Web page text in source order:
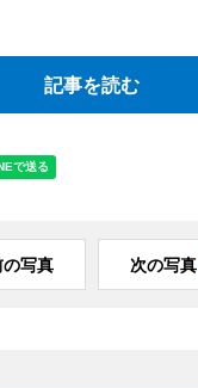
記事を読む
の写真 次の写真